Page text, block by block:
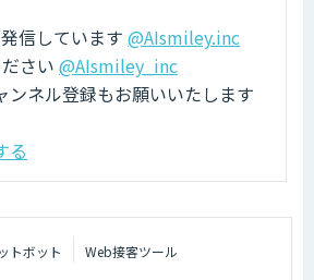
信しています @AIsmiley.inc
さい @AIsmiley_inc
ンネル登録もお願いいたします
る
トボット Web接客ツール